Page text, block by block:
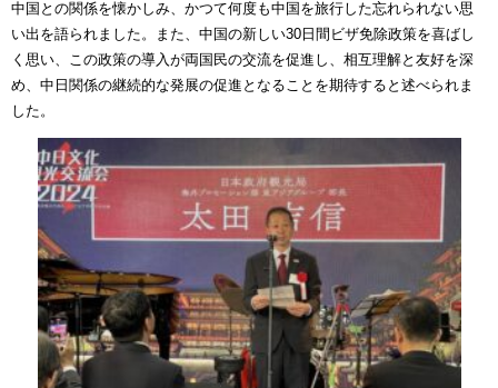
中国との関係を懐かしみ、かつて何度も中国を旅行した忘れられない思
い出を語られました。また、中国の新しい30日間ビザ免除政策を喜ばし
く思い、この政策の導入が両国民の交流を促進し、相互理解と友好を深
め、中日関係の継続的な発展の促進となることを期待すると述べられま
した。